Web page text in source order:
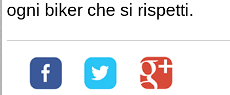
ogni biker che si rispetti.